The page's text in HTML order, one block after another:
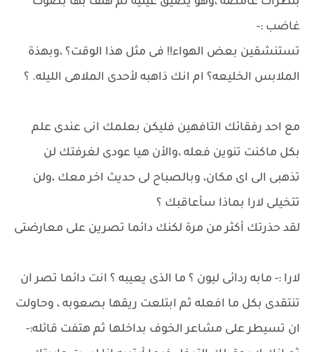
غاضب :-
تستنشقين بعض الهواء!! فى مثل هذا الوقت؟ ،وبهذة
الملابس الخليعه؟ ام انك ذاهبه لأحدى الملاهى الليله. ؟
مع احد رفقائك التافهين فليكن بعلمك انى عندى علم
بكل ماكنت تنوين فعله ،والأن هيا عودى لغرفتك لن
تذهبى الى اى مكان، وبالصباح لى حديث اخر معك ،ولن
تتخيلى لارا بماذا سأعاقبك ؟
لقد حذرتك أكثر من مرة لكنك دائما تصرين على معارضتى
لارا :- مابه ردائى ليون ؟ ما الذى يعيبه ؟ انت دائما تصر ان
تنتقدى بكل ما افعله ثم ابتلعت ريقها بصعوبه ، وحاولت
ان تسيطر على مشاعر الخوف بداخلها ثم هتفت قائله:-